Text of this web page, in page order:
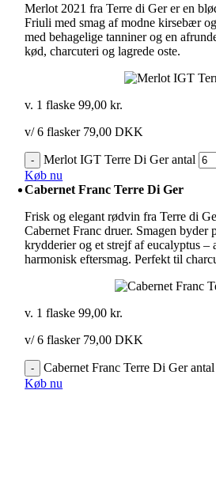
Merlot 2021 fra Terre di Ger er en
Friuli med smag af modne kirsebær
med behagelige tanniner og en
kød, charcuteri og lagrede oste.
v. 1 flaske99,00kr.
v/ 6 flasker 79,00 DKK
Merlot IGT Terre Di Ger antal
Køb nu
Cabernet Franc Terre Di Ger
Frisk og elegant rødvin fra Terre di
Cabernet Franc druer. Smagen byder
krydderier og et strejf af eucalyptus –
harmonisk eftersmag. Perfekt til
v. 1 flaske99,00kr.
v/ 6 flasker 79,00 DKK
Cabernet Franc Terre Di Ger antal
Køb nu